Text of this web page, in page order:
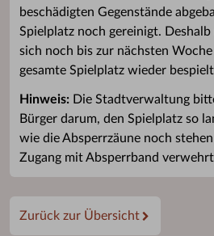
beschädigten Gegenstände
Spielplatz noch gereinigt.
sich noch bis zur nächsten
gesamte Spielplatz wieder
Hinweis: Die Stadtverwaltung
Bürger darum, den Spielplatz so
wie die Absperrzäune noch
Zugang mit Absperrband
Zurück zur Übersicht